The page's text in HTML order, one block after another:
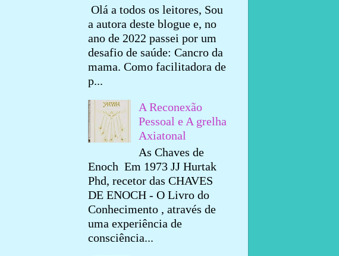
Olá a todos os leitores, Sou
a autora deste blogue e, no
ano de 2022 passei por um
desafio de saúde: Cancro da
mama. Como facilitadora de
p...
A Reconexão
Pessoal e A grelha
Axiatonal
As Chaves de
Enoch Em 1973 JJ Hurtak
Phd, recetor das CHAVES
DE ENOCH - O Livro do
Conhecimento , através de
uma experiência de
consciência...